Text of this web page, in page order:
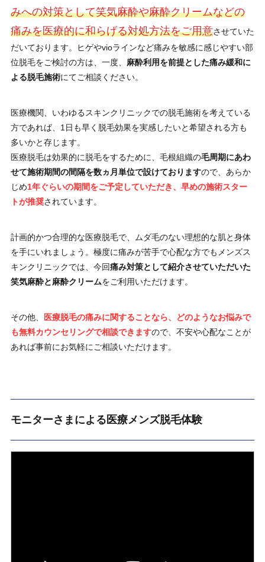
みへの対策として笑気麻酔や麻酔クリームなどの
痛みを医療的に和らげる対処方法をご用意させていた
だいております。ヒゲやvioラインなど痛みを敏感に感じやすい部
位脱毛をご検討の方は、一度、 麻酔利用を前提とした痛み緩和に
よる脱毛施術にてご相談ください。
医療機関、いわゆるスキンクリニックでの脱毛施術を考えている
方であれば、1日も早く脱毛効果を実感したいと希望される方も
多いかと存じます。
医療脱毛は効果的に脱毛をするために、毛根組織の毛周期にあわ
せて施術期間の間隔を数ヵ月単位で設けておりますので、あらか
じめ1年ぐらいの期間をご予定していただき、早めの施術スター
トが推奨されています。
計画的かつ合理的な医療脱毛で、ムダ毛のない理想的な肌と身体
を手にいれましょう。極度に痛みが苦手で心配な方でもメンズス
キンクリニックでは、今回痛み対策として紹介させていただいた
笑気麻酔と麻酔クリームをご利用いただけます。
その他、
医療脱毛の痛みに関することなら、どのようなお悩みで
も無料カウンセリングで相談できますので、不安や心配なことが
あれば事前にお気軽にご相談いただけます。
モニターさまによる医療メンズ脱毛体験